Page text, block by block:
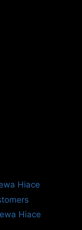
Hiace
Hiace